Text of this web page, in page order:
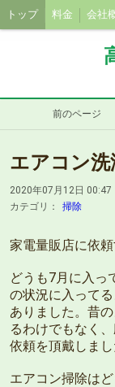
トップ 料金 会社
前のページ
エアコン洗
2020年07月12日 00:47
カテゴリ：
掃除
家電量販店に依
どうも7月に入っ
の状況に入って
ありました。昔
るわけでもなく
依頼を頂戴しまし
エアコン掃除は